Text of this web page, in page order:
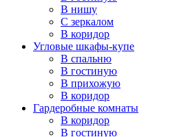
В нишу
С зеркалом
В коридор
Угловые шкафы-купе
В спальню
В гостиную
В прихожую
В коридор
Гардеробные комнаты
В коридор
В гостиную